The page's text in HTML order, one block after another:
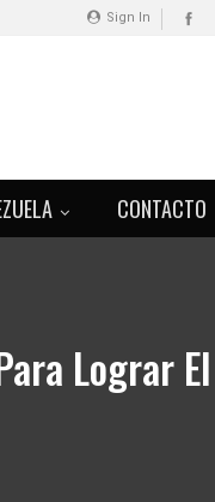
Sign In
CONTACTO
Lograr El